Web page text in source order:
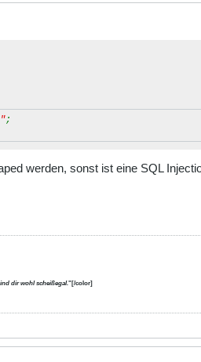
;
werden, sonst ist eine SQL
dir wohl scheißegal."[/color]